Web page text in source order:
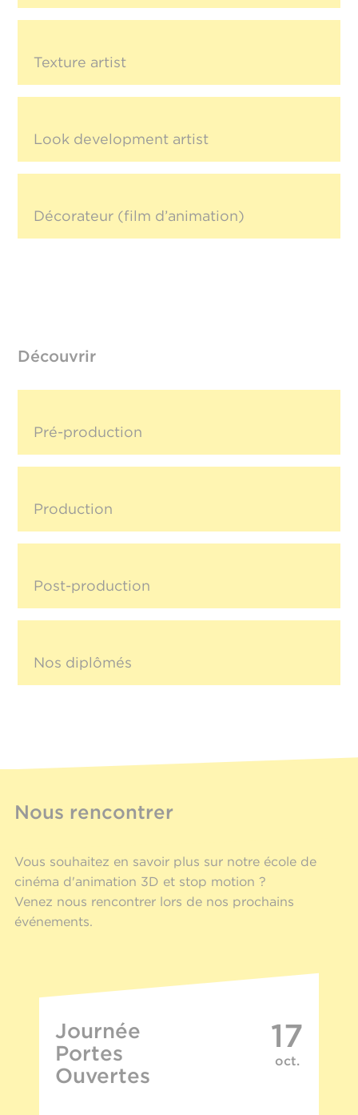
Texture artist
Look development artist
Décorateur (film d’animation)
Découvrir
Pré-production
Production
Post-production
Nos diplômés
Nous rencontrer
Vous souhaitez en savoir plus sur notre école de
cinéma d'animation 3D et stop motion ?
Venez nous rencontrer lors de nos prochains
événements.
Journée
Portes
Ouvertes
17
oct.